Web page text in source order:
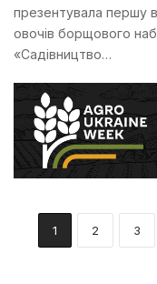
презентувала першу
овочів борщового
«Садівництво…
1 2 3